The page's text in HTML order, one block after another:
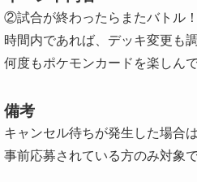
②試合が終わったらまたバトル！
時間内であれば、デッキ変更も
何度もポケモンカードを楽しん
備考
キャンセル待ちが発生した場合
事前応募されている方のみ対象で